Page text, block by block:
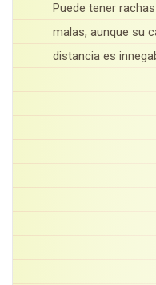
Puede tener
malas, aunque su
distancia es